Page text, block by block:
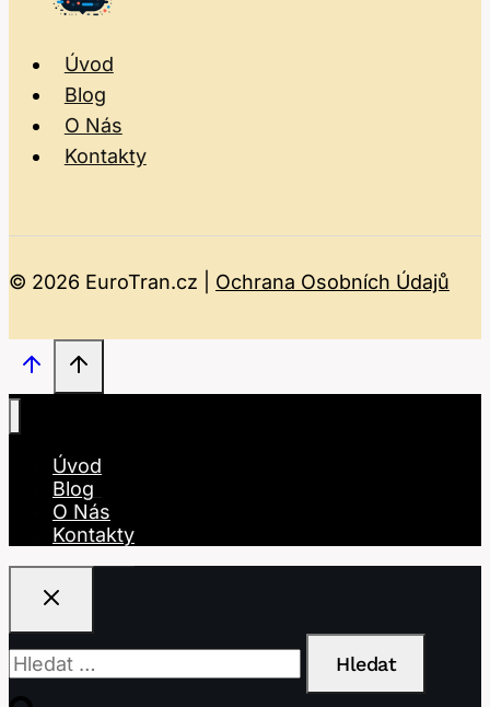
Úvod
Blog
O Nás
Kontakty
© 2026 EuroTran.cz | Ochrana Osobních Údajů
Úvod
Blog
O Nás
Kontakty
Vyhledávání